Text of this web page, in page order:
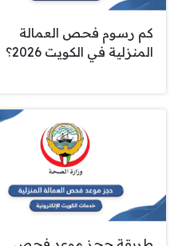
كم رسوم فحص العمالة
المنزلية في الكويت 2026؟